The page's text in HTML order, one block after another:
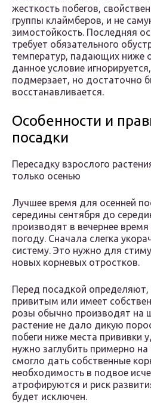
жесткость побегов,
группы клаймберов, и не
зимостойкость. Последняя
требует обязательного
температур, падающих ниже
данное условие
подмерзает, но достаточно
восстанавливается.
Особенности и
посадки
Пересадку взрослого
только осенью
Лучшее время для осенней
середины сентября до
производят в вечернее
погоду. Сначала слегка
систему. Это нужно для
новых корневых отростков.
Перед посадкой определяют,
привитым или имеет
розы обычно производят на
растение не дало дикую
побеги ниже места прививки
нужно заглубить примерно
смогло дать собственные
необходимость в подвое
атрофируются и риск
будет исключен.